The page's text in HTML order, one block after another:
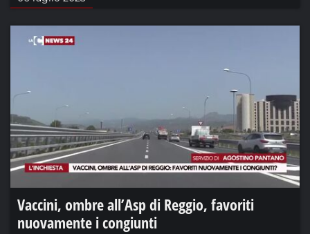
Vaccini, ombre all’Asp di Reggio, favoriti
nuovamente i congiunti